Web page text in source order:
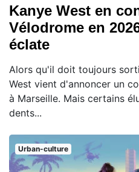
Kanye West en
Vélodrome en
éclate
Alors qu'il doit toujours
West vient d'annoncer un
à Marseille. Mais certains
dents...
Urban-culture